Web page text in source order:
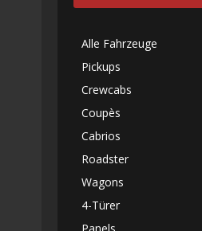
Alle Fahrzeuge
Pickups
Crewcabs
Coupès
Cabrios
Roadster
Wagons
4-Türer